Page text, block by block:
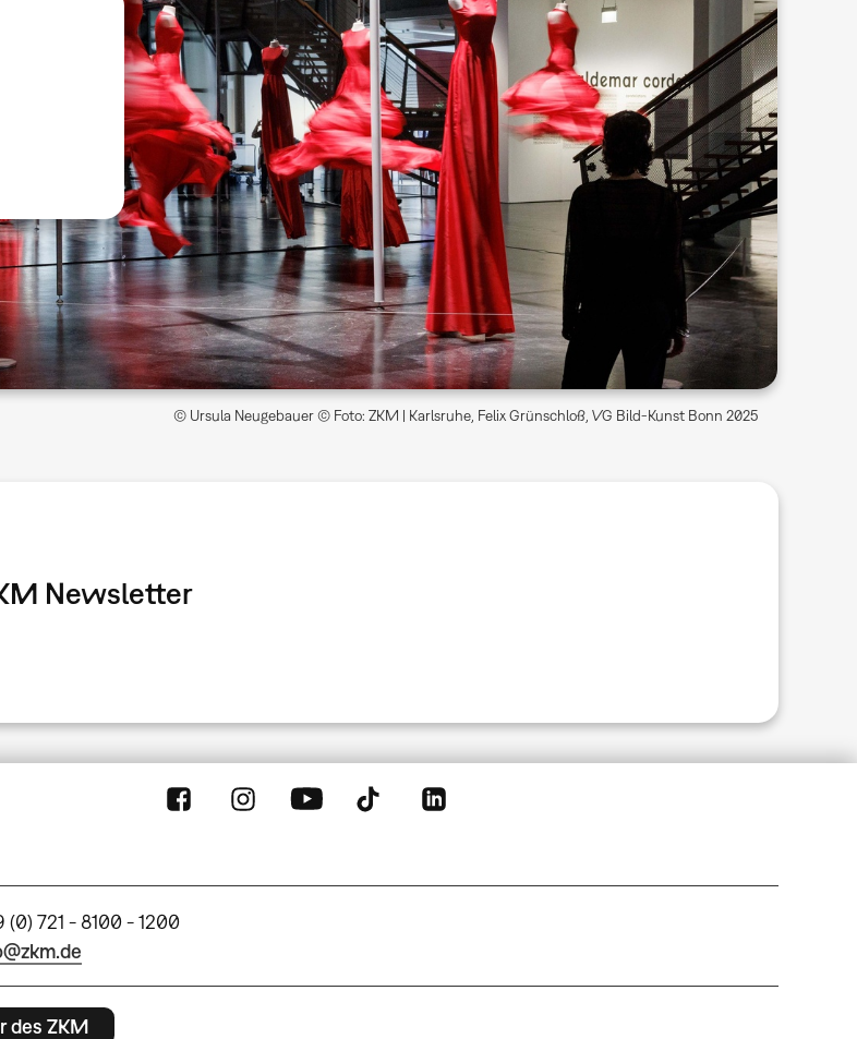
© Ursula Neugebauer © Foto: ZKM | Karlsruhe, Felix Grünschloß, VG Bild-Kunst Bonn 2025
Newsletter
(0) 721 - 8100 - 1200
des ZKM